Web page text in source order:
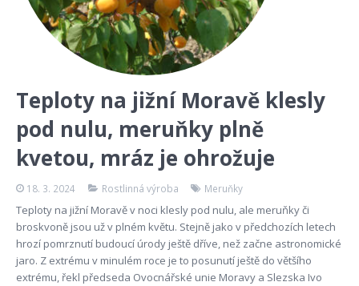
Teploty na jižní Moravě klesly
pod nulu, meruňky plně
kvetou, mráz je ohrožuje
18. 3. 2024 Rostlinná výroba Meruňky
Teploty na jižní Moravě v noci klesly pod nulu, ale meruňky či
broskvoně jsou už v plném květu. Stejně jako v předchozích letech
hrozí pomrznutí budoucí úrody ještě dříve, než začne astronomické
jaro. Z extrému v minulém roce je to posunutí ještě do většího
extrému, řekl předseda Ovocnářské unie Moravy a Slezska Ivo